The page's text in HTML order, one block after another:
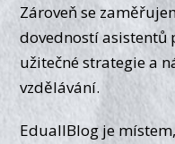
Zároveň se
dovedností asistentů
užitečné strategie a
vzdělávání.
EduallBlog je